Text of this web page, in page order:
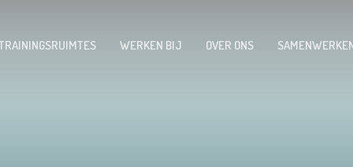
WERKEN BIJ OVER ONS